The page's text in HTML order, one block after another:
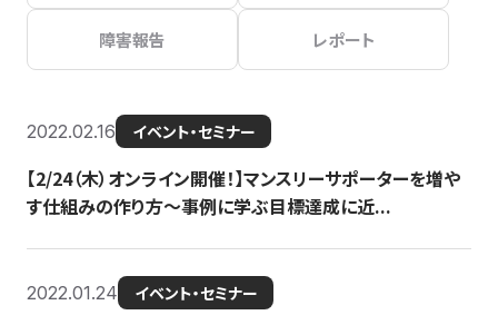
障害報告 レポート
2022.02.16 イベント・セミナー
【2/24（木）オンライン開催！】マンスリーサポーターを増や
す仕組みの作り方〜事例に学ぶ目標達成に近...
2022.01.24 イベント・セミナー